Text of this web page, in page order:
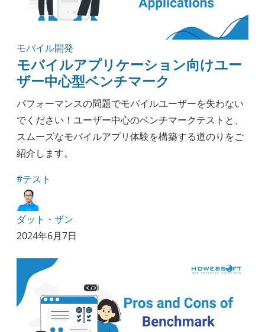
モバイル開発
モバイルアプリケーション向けユー
ザー中心型ベンチマーク
パフォーマンスの問題でモバイルユーザーを失わない
でください！ユーザー中心のベンチマークテストと、
スムーズなモバイルアプリ体験を構築する道のりをご
紹介します。
#テスト
ダット・ザン
2024年6月7日